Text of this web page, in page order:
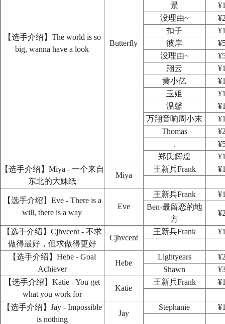
【选手介绍】The world is so
big, wanna have a look
Butterfly
景
没理由~
扣子
彼岸
没理由~
翔云
黄小亿
玉姐
温馨
万翔音响周小末
Thomas
.
郑氏辉煌
【选手介绍】Miya - 一个来自
东北的大妹纸
Miya
王新兵Frank
【选手介绍】Eve - There is a
will, there is a way
Eve
王新兵Frank
Ben-最留恋的地
方
【选手介绍】Cjhvcent - 不求
做得最好，但求做得更好
Cjhvcent
王新兵Frank
【选手介绍】Hebe - Goal
Achiever
Hebe
Lightyears
Shawn
【选手介绍】Katie - You get
what you work for
Katie
王新兵Frank
【选手介绍】Jay - Impossible
is nothing
Jay
Stephanie